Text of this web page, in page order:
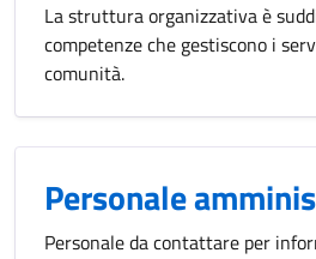
La struttura organizzativa è
competenze che gestiscono i
comunità.
Personale
Personale da contattare per